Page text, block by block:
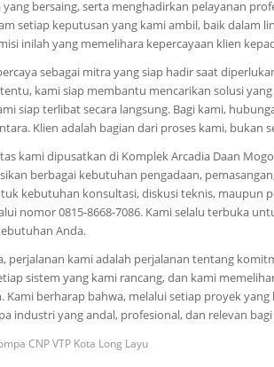
yang bersaing, serta menghadirkan pelayanan
setiap keputusan yang kami ambil, baik dalam
inilah yang memelihara kepercayaan klien
sebagai mitra yang siap hadir saat
kami siap membantu mencarikan solusi
siap terlibat secara langsung. Bagi kami,
Klien adalah bagian dari proses kami, bukan
kami dipusatkan di Komplek Arcadia Daan
berbagai kebutuhan pengadaan,
kebutuhan konsultasi, diskusi teknis, maupun
nomor 0815-8668-7086. Kami selalu terbuka
Anda.
perjalanan kami adalah perjalanan tentang
sistem yang kami rancang, dan kami
Kami berharap bahwa, melalui setiap proyek
industri yang andal, profesional, dan relevan
CNP VTP Kota Long Layu